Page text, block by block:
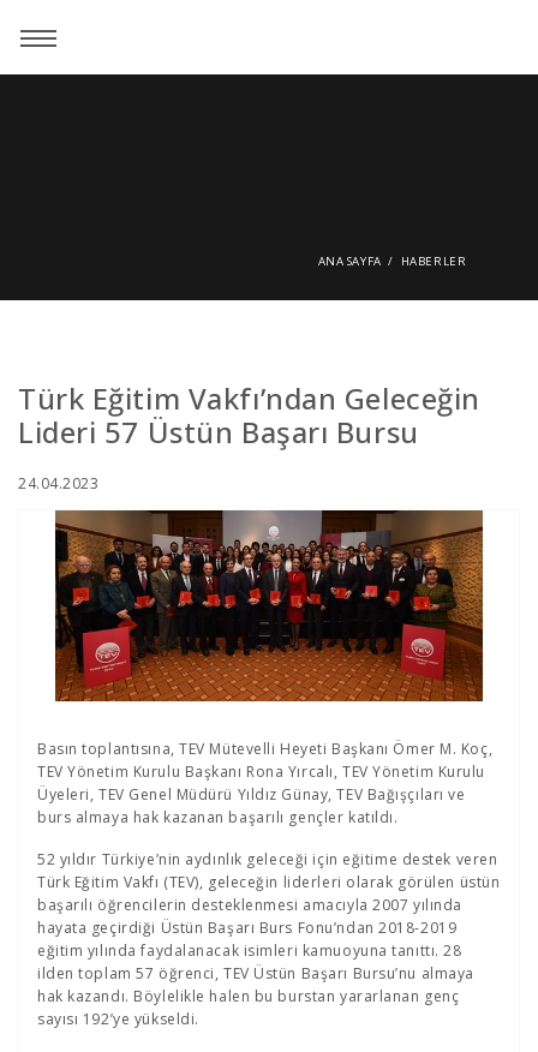
ANA SAYFA HABERLER
Türk Eğitim Vakfı’ndan Geleceğin
Lideri 57 Üstün Başarı Bursu
24.04.2023
Basın toplantısına, TEV Mütevelli Heyeti Başkanı Ömer M. Koç,
TEV Yönetim Kurulu Başkanı Rona Yırcalı, TEV Yönetim Kurulu
Üyeleri, TEV Genel Müdürü Yıldız Günay, TEV Bağışçıları ve
burs almaya hak kazanan başarılı gençler katıldı.
52 yıldır Türkiye’nin aydınlık geleceği için eğitime destek veren
Türk Eğitim Vakfı (TEV), geleceğin liderleri olarak görülen üstün
başarılı öğrencilerin desteklenmesi amacıyla 2007 yılında
hayata geçirdiği Üstün Başarı Burs Fonu’ndan 2018-2019
eğitim yılında faydalanacak isimleri kamuoyuna tanıttı. 28
ilden toplam 57 öğrenci, TEV Üstün Başarı Bursu’nu almaya
hak kazandı. Böylelikle halen bu burstan yararlanan genç
sayısı 192’ye yükseldi.